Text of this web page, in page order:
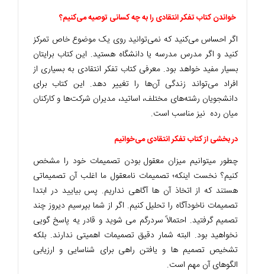
خواندن کتاب تفکر انتقادی را به چه کسانی توصیه می‌کنیم؟
اگر احساس می‌کنید که نمی‌توانید روی یک موضوع خاص تمرکز
کنید و اگر مدرس مدرسه یا دانشگاه هستید. این کتاب برایتان
بسیار مفید خواهد بود. معرفی کتاب تفکر انتقادی به بسیاری از
افراد می‌تواند زندگی آن‌ها را تغییر دهد. این کتاب برای
دانشجویان رشته‌های مختلف، اساتید، مدیران شرکت‌ها و کارکنان
میان رده نیز مناسب است.
در بخشی از کتاب تفکر انتقادی می‌خوانیم
چطور میتوانیم میزان معقول بودن تصمیمات خود را مشخص
کنیم؟ نخست اینکه؛ تصمیمات نامعقول ما اغلب آن تصمیماتی
هستند که از اتخاذ آن ها آگاهی نداریم. پس بیایید در ابتدا
تصمیمات ناخودآگاه را تحلیل کنیم. اگر از شما بپرسیم دیروز چند
تصمیم گرفتید. احتمالاً سردرگم می شوید و قادر یه پاسخ گویی
نخواهید بود. البته شمار دقیق تصمیمات اهمیتی ندارند. بلکه
تشخیص تصمیم ها و یافتن راهی برای شناسایی و ارزیابی
الگوهای آن مهم است.